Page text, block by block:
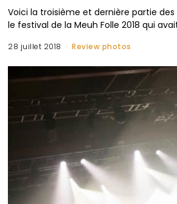
Voici la troisième et dernière partie
le festival de la Meuh Folle 2018 qui
28 juillet 2018 Review photos